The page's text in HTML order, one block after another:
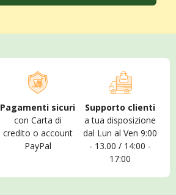
Pagamenti sicuri
con Carta di
credito o account
PayPal
Supporto clienti
a tua disposizione
dal Lun al Ven 9:00
- 13.00 / 14:00 -
17:00